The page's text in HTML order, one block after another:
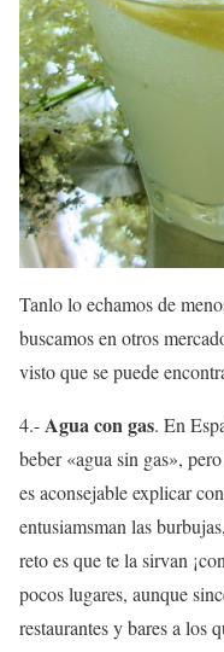
Tanlo lo echamos de
buscamos en otros
visto que se puede
4.-Agua con gas. En
beber «agua sin gas»,
es aconsejable explicar
entusiamsman las
reto es que te la sirvan
pocos lugares, aunque
restaurantes y bares a los